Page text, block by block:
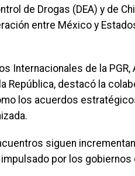
de Drogas (DEA) y de
entre México y
Internacionales de la PGR,
República, destacó la
los acuerdos
siguen
por los